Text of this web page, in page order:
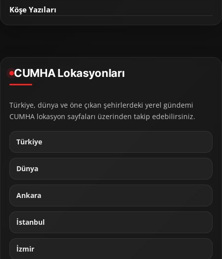
Köşe Yazıları
CUMHA Lokasyonları
Türkiye, dünya ve öne çıkan şehirlerdeki yerel gündemi
CUMHA lokasyon sayfaları üzerinden takip edebilirsiniz.
Türkiye
Dünya
Ankara
İstanbul
İzmir